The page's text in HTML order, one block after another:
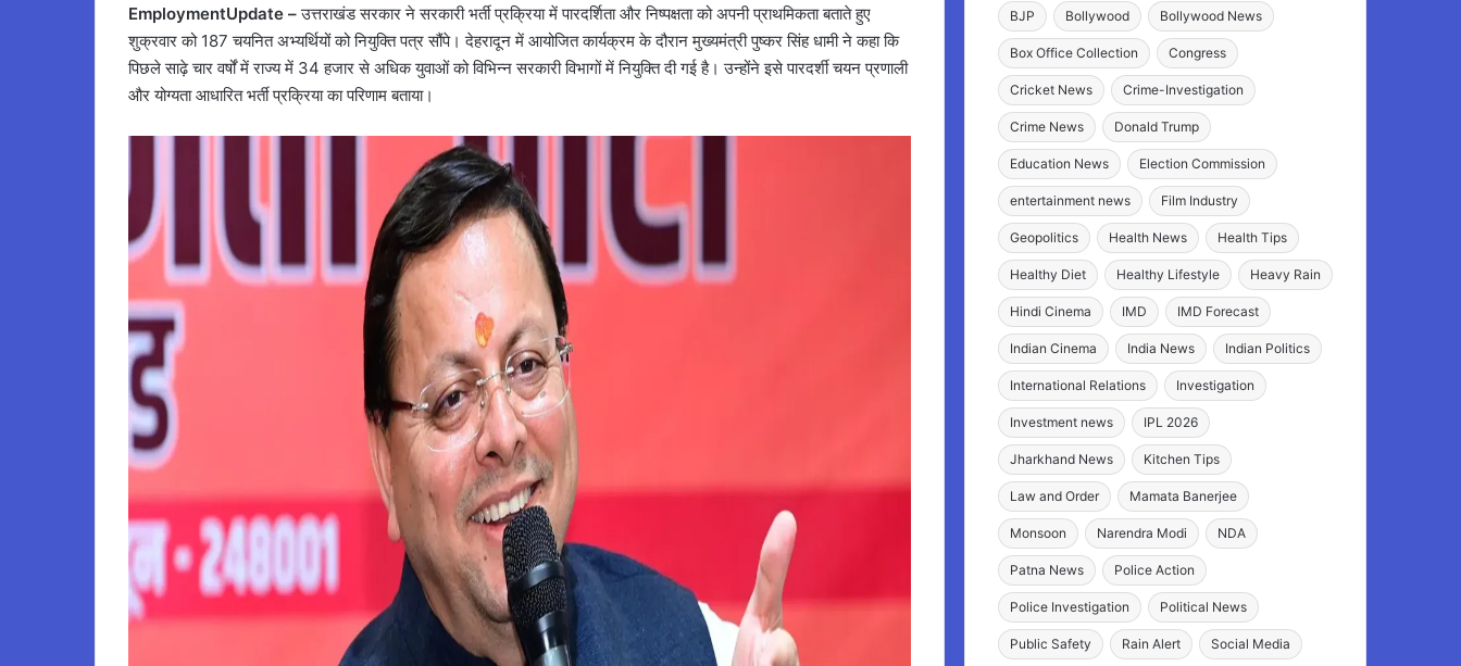
EmploymentUpdate –उत्तराखंड सरकार ने सरकारी भर्ती प्रक्रिया में पारदर्शिता और निष्पक्षता को अपनी प्राथमिकता बताते हुए
शुक्रवार को 187 चयनित अभ्यर्थियों को नियुक्ति पत्र सौंपे। देहरादून में आयोजित कार्यक्रम के दौरान मुख्यमंत्री पुष्कर सिंह धामी ने कहा कि
पिछले साढ़े चार वर्षों में राज्य में 34 हजार से अधिक युवाओं को विभिन्न सरकारी विभागों में नियुक्ति दी गई है। उन्होंने इसे पारदर्शी चयन प्रणाली
और योग्यता आधारित भर्ती प्रक्रिया का परिणाम बताया।
BJP Bollywood Bollywood News
Box Office Collection Congress
Cricket News Crime-Investigation
Crime News Donald Trump
Education News Election Commission
entertainment news Film Industry
Geopolitics Health News Health Tips
Healthy Diet Healthy Lifestyle Heavy Rain
Hindi Cinema IMD IMD Forecast
Indian Cinema India News Indian Politics
International Relations Investigation
Investment news IPL 2026
Jharkhand News Kitchen Tips
Law and Order Mamata Banerjee
Monsoon Narendra Modi NDA
Patna News Police Action
Police Investigation Political News
Public Safety Rain Alert Social Media